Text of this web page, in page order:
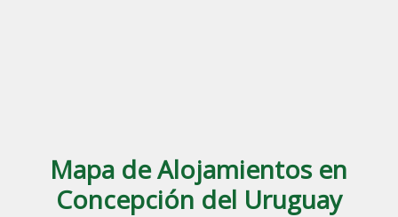
Mapa de Alojamientos en
Concepción del Uruguay